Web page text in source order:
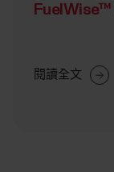
FuelWise™
閱讀全文